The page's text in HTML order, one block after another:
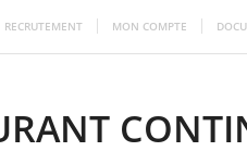
RECRUTEMENT MON COMPTE